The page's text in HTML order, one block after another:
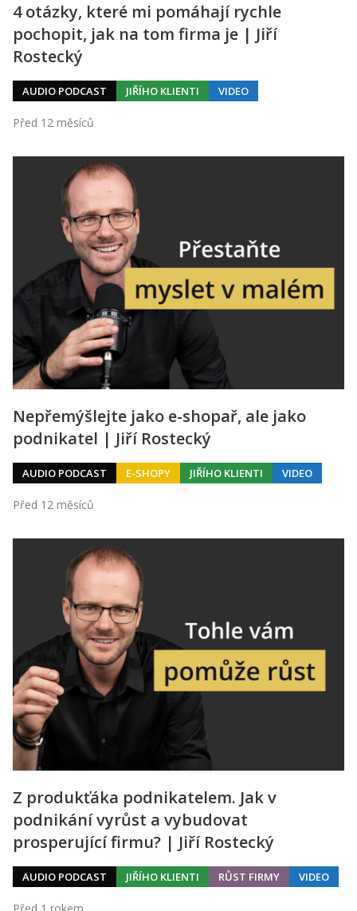
4 otázky, které mi pomáhají rychle
pochopit, jak na tom firma je | Jiří
Rostecký
AUDIO PODCAST JIŘÍHO KLIENTI VIDEO
Před 12 měsíců
Nepřemýšlejte jako e-shopař, ale jako
podnikatel | Jiří Rostecký
AUDIO PODCAST E-SHOPY JIŘÍHO KLIENTI VIDEO
Před 12 měsíců
Z produkťáka podnikatelem. Jak v
podnikání vyrůst a vybudovat
prosperující firmu? | Jiří Rostecký
AUDIO PODCAST JIŘÍHO KLIENTI RŮST FIRMY VIDEO
Před 1 rokem